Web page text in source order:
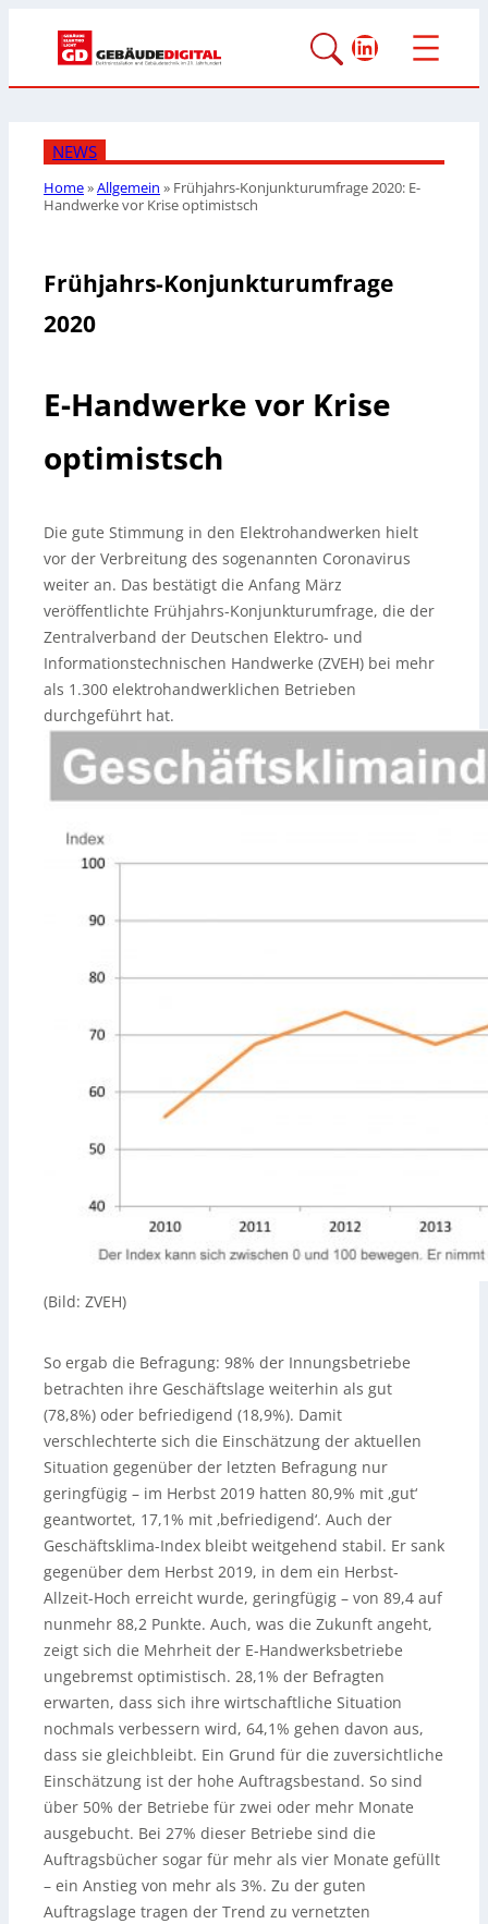
LinkedIn
NEWS
Home»Allgemein » Frühjahrs-Konjunkturumfrage 2020: E-
Handwerke vor Krise optimistsch
Frühjahrs-Konjunkturumfrage
2020
E-Handwerke vor Krise
optimistsch
Die gute Stimmung in den Elektrohandwerken hielt
vor der Verbreitung des sogenannten Coronavirus
weiter an. Das bestätigt die Anfang März
veröffentlichte Frühjahrs-Konjunkturumfrage, die der
Zentralverband der Deutschen Elektro- und
Informationstechnischen Handwerke (ZVEH) bei mehr
als 1.300 elektrohandwerklichen Betrieben
durchgeführt hat.
(Bild: ZVEH)
So ergab die Befragung: 98% der Innungsbetriebe
betrachten ihre Geschäftslage weiterhin als gut
(78,8%) oder befriedigend (18,9%). Damit
verschlechterte sich die Einschätzung der aktuellen
Situation gegenüber der letzten Befragung nur
geringfügig – im Herbst 2019 hatten 80,9% mit ‚gut‘
geantwortet, 17,1% mit ‚befriedigend‘. Auch der
Geschäftsklima-Index bleibt weitgehend stabil. Er sank
gegenüber dem Herbst 2019, in dem ein Herbst-
Allzeit-Hoch erreicht wurde, geringfügig – von 89,4 auf
nunmehr 88,2 Punkte. Auch, was die Zukunft angeht,
zeigt sich die Mehrheit der E-Handwerksbetriebe
ungebremst optimistisch. 28,1% der Befragten
erwarten, dass sich ihre wirtschaftliche Situation
nochmals verbessern wird, 64,1% gehen davon aus,
dass sie gleichbleibt. Ein Grund für die zuversichtliche
Einschätzung ist der hohe Auftragsbestand. So sind
über 50% der Betriebe für zwei oder mehr Monate
ausgebucht. Bei 27% dieser Betriebe sind die
Auftragsbücher sogar für mehr als vier Monate gefüllt
– ein Anstieg von mehr als 3%. Zu der guten
Auftragslage tragen der Trend zu vernetzten